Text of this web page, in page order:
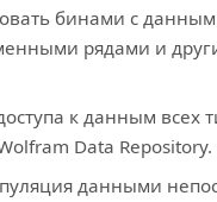
бинами с
рядами и
к данным всех
Data Repository.
данными